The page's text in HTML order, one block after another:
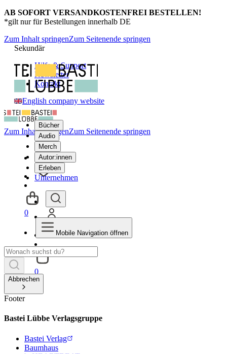
AB SOFORT VERSANDKOSTENFREI BESTELLEN!
*gilt nur für Bestellungen innerhalb DE
Zum Inhalt springenZum Seitenende springen
Sekundär
Hilfe & Support
Newsletter
Kontakt
English company website
Bücher
Audio
Merch
Autor:innen
Erleben
Unternehmen
0
Zum Inhalt springenZum Seitenende springen
0
Mobile Navigation öffnen
Abbrechen
Footer
Bastei Lübbe Verlagsgruppe
Bastei Verlag
Baumhaus